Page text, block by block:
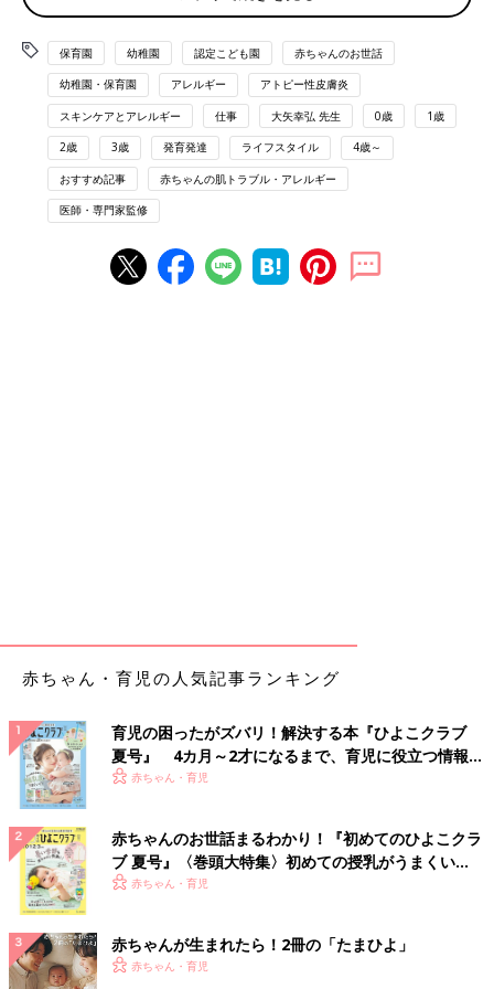
2000年以降、アレルギーの研究は大きく進歩し
ての医療常識がひっくり返るような大きな変化
が起きています。 その一方で、いまだに古く間
違った情報を伝える本やネット記事は多く、多
くのママやパパが混乱しています。 そこで、国
立成育医療研究センター・アレルギーセンター
長の大矢幸弘先生に、今の小児アレルギーの正
しい情報を教えていただきました。
アレルギー疾患があるときに園に伝えるべきこと
は？
保育園に預けている間は家族が管理できないので、子どものアレ
ルギーについて、園の先生に説明し相談することが大切です。
談するべき内容を整理することができます。
下の表は、上で紹介した「園の先生に相談する前に整理するポイ
と、先生に伝えたい内容を具体的に把握できるのでおすすめで
す。
表を作る際は、以下の点に留意するとより整理しやすくなりま
す。
・普段の場合と悪化したときの場合を分ける
・治療や対策の重要度も入れる
・園の先生と確認する部分は、具体的な項目を立てる
例：ポイント整理表（アトピー性皮膚炎の治療についての
場合）
保育園 幼稚園 認定こども園 赤ちゃんのお世話
幼稚園・保育園 アレルギー アトピー性皮膚炎
スキンケアとアレルギー 仕事 大矢幸弘 先生 0歳 1歳
2歳 3歳 発育発達 ライフスタイル 4歳～
おすすめ記事 赤ちゃんの肌トラブル・アレルギー
医師・専門家監修
赤ちゃん・育児の人気記事ランキング
育児の困ったがズバリ！解決する本『ひよこクラブ
夏号』 4カ月～2才になるまで、育児に役立つ情報が
いっぱい！
赤ちゃん・育児
赤ちゃんのお世話まるわかり！『初めてのひよこクラ
ブ 夏号』〈巻頭大特集〉初めての授乳がうまくい
く！ おっぱい・ミルクの基本と夏のトラブル 解決テ
赤ちゃん・育児
赤ちゃんが生まれたら！2冊の「たまひよ」
赤ちゃん・育児